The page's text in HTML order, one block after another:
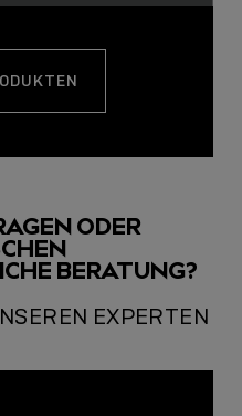
ODER
BERATUNG?
EXPERTEN